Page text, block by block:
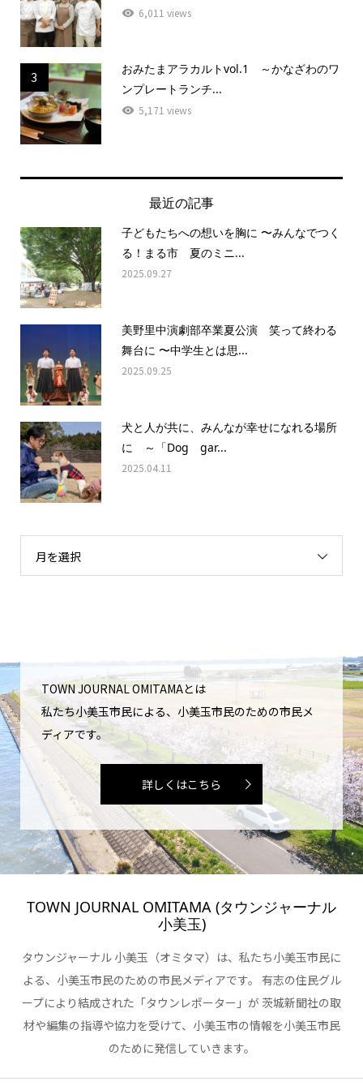
6,011 views
3
おみたまアラカルトvol.1 ～かなざわのワ
ンプレートランチ...
5,171 views
最近の記事
子どもたちへの想いを胸に 〜みんなでつく
る！まる市 夏のミニ...
2025.09.27
美野里中演劇部卒業夏公演 笑って終わる
舞台に 〜中学生とは思...
2025.09.25
犬と人が共に、みんなが幸せになれる場所
に ～「Dog gar...
2025.04.11
月を選択
TOWN JOURNAL OMITAMAとは
私たち小美玉市民による、小美玉市民のための市民メ
ディアです。
詳しくはこちら
TOWN JOURNAL OMITAMA (タウンジャーナル
小美玉)
タウンジャーナル 小美玉（オミタマ）は、私たち小美玉市民に
よる、小美玉市民のための市民メディアです。 有志の住民グル
ープにより結成された「タウンレポーター」が 茨城新聞社の取
材や編集の指導や協力を受けて、小美玉市の情報を小美玉市民
のために発信していきます。